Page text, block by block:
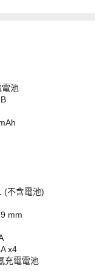
池
(不含電池)
mm
x4
充電電池